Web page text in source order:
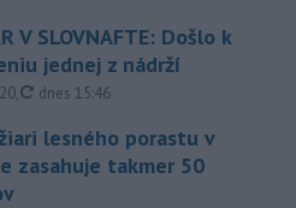
V SLOVNAFTE: Došlo k
jednej z nádrží
, aktualizované
dnes 15:46
lesného porastu v
zasahuje takmer 50